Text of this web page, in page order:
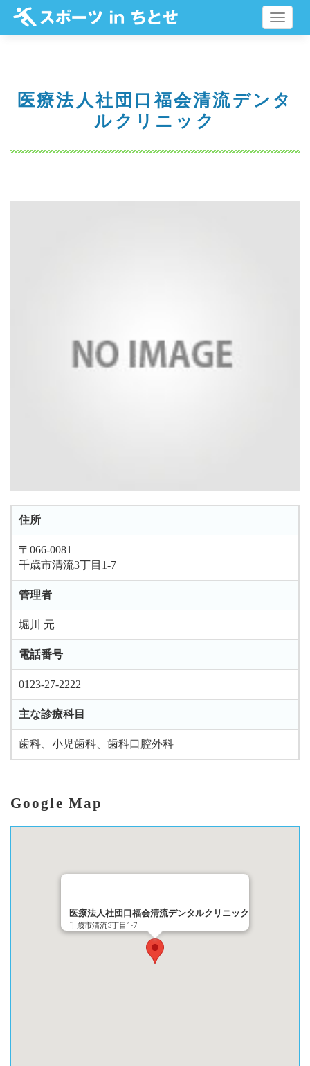
メ
医療法人社団口福会清流デンタ
ルクリニック
住所
〒066-0081
千歳市清流3丁目1-7
管理者
堀川 元
電話番号
0123-27-2222
主な診療科目
歯科、小児歯科、歯科口腔外科
Google Map
医療法人社団口福会清流デンタルクリニック
千歳市清流3丁目1-7